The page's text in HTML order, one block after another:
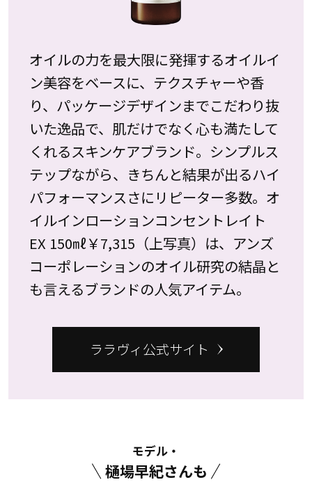
オイルの力を最大限に発揮するオイルイ
ン美容をベースに、テクスチャーや香
り、パッケージデザインまでこだわり抜
いた逸品で、肌だけでなく心も満たして
くれるスキンケアブランド。シンプルス
テップながら、きちんと結果が出るハイ
パフォーマンスさにリピーター多数。オ
イルインローションコンセントレイト
EX 150㎖￥7,315（上写真）は、アンズ
コーポレーションのオイル研究の結晶と
も言えるブランドの人気アイテム。
ララヴィ公式サイト
モデル・
樋場早紀さんも